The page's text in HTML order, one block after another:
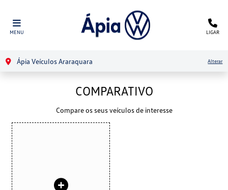
MENU LIGAR
Ápia Veículos Araraquara Alterar
COMPARATIVO
Compare os seus veículos de interesse